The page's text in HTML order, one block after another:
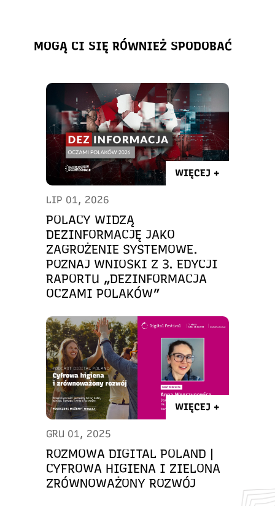
MOGĄ CI SIĘ RÓWNIEŻ SPODOBAĆ
WIĘCEJ +
LIP 01, 2026
POLACY WIDZĄ
DEZINFORMACJĘ JAKO
ZAGROŻENIE SYSTEMOWE.
POZNAJ WNIOSKI Z 3. EDYCJI
RAPORTU „DEZINFORMACJA
OCZAMI POLAKÓW”
WIĘCEJ +
GRU 01, 2025
ROZMOWA DIGITAL POLAND |
CYFROWA HIGIENA I ZIELONA
ZRÓWNOWAŻONY ROZWÓJ